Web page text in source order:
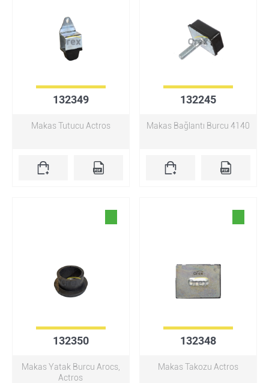
132349
Makas Tutucu Actros
132245
Makas Bağlantı Burcu 4140
132350
Makas Yatak Burcu Arocs,
Actros
132348
Makas Takozu Actros